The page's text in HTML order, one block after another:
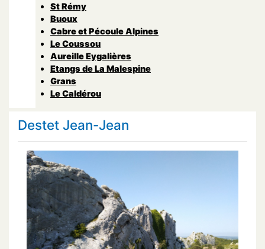
St Rémy
Buoux
Cabre et Pécoule Alpines
Le Coussou
Aureille Eygalières
Etangs de La Malespine
Grans
Le Caldérou
Destet Jean-Jean